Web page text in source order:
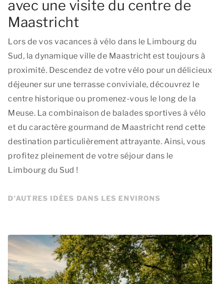
avec une visite du centre de
Maastricht
Lors de vos vacances à vélo dans le Limbourg du
Sud, la dynamique ville de Maastricht est toujours à
proximité. Descendez de votre vélo pour un délicieux
déjeuner sur une terrasse conviviale, découvrez le
centre historique ou promenez-vous le long de la
Meuse. La combinaison de balades sportives à vélo
et du caractère gourmand de Maastricht rend cette
destination particulièrement attrayante. Ainsi, vous
profitez pleinement de votre séjour dans le
Limbourg du Sud !
D'AUTRES IDÉES DANS LES ENVIRONS